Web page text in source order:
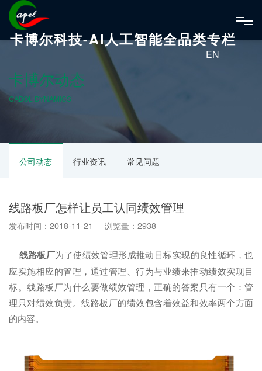
卡博尔科技-AI人工智能全品类专栏
EN
卡博尔动态
CABOL DYNAMICS
公司动态 行业资讯 常见问题
线路板厂怎样让员工认同绩效管理
发布时间：2018-11-21 浏览量：2938
线路板厂为了使绩效管理形成推动目标实现的良性循环，也
应实施相应的管理，通过管理、行为与业绩来推动绩效实现目
标。线路板厂为什么要做绩效管理，正确的答案只有一个：管
理只对绩效负责。线路板厂的绩效包含着效益和效率两个方面
的内容。